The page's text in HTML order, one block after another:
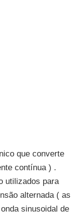
que converte
contínua ) .
utilizados para
alternada ( as
sinusoidal de